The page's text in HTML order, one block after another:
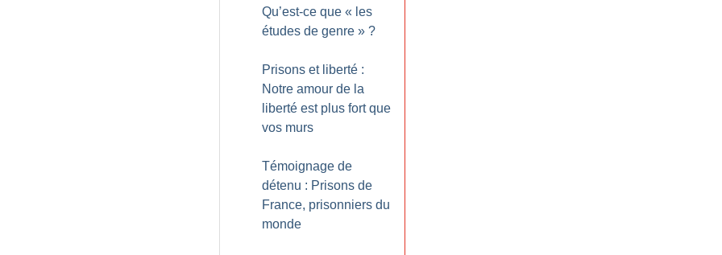
Qu’est-ce que « les
études de genre » ?
Prisons et liberté :
Notre amour de la
liberté est plus fort que
vos murs
Témoignage de
détenu : Prisons de
France, prisonniers du
monde